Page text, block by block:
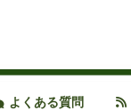
よくある質問